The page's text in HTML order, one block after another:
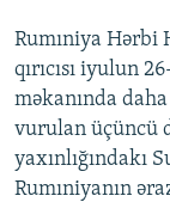
Rumıniya Hərbi
qırıcısı iyulun
məkanında
vurulan üçüncü
yaxınlığındakı
Rumıniyanın